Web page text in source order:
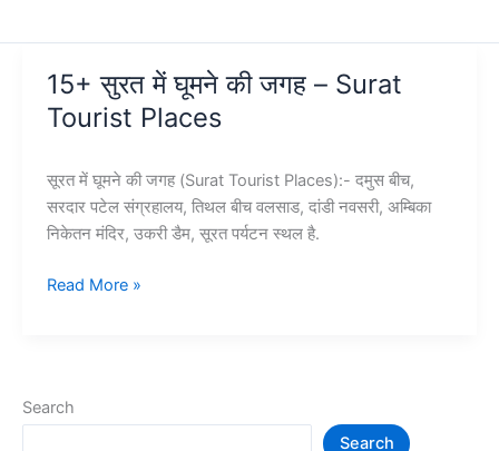
15+ सुरत में घूमने की जगह – Surat
Tourist Places
सूरत में घूमने की जगह (Surat Tourist Places):- दमुस बीच,
सरदार पटेल संग्रहालय, तिथल बीच वलसाड, दांडी नवसरी, अम्बिका
निकेतन मंदिर, उकरी डैम, सूरत पर्यटन स्थल है.
15+
जगह
Read More »
Search
Search